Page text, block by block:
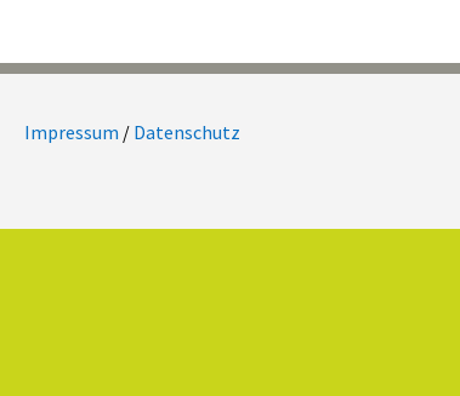
Impressum / Datenschutz